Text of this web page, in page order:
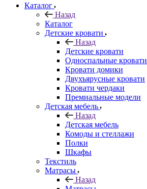
Каталог
Назад
Каталог
Детские кровати
Назад
Детские кровати
Односпальные кровати
Кровати домики
Двухъярусные кровати
Кровати чердаки
Премиальные модели
Детская мебель
Назад
Детская мебель
Комоды и стеллажи
Полки
Шкафы
Текстиль
Матрасы
Назад